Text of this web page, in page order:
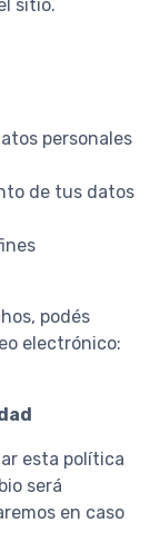
sitio.
personales
de tus datos
podés
electrónico:
esta política
será
en caso